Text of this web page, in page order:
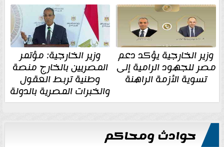
وزير الخارجية يؤكد دعم
مصر للجهود الرامية إلى
تسوية الأزمة الراهنة
وزير الخارجية: مؤتمر
المصريين بالخارج منصة
وطنية تربط العقول
والخبرات المصرية بالدولة
حوادث ومحاكم